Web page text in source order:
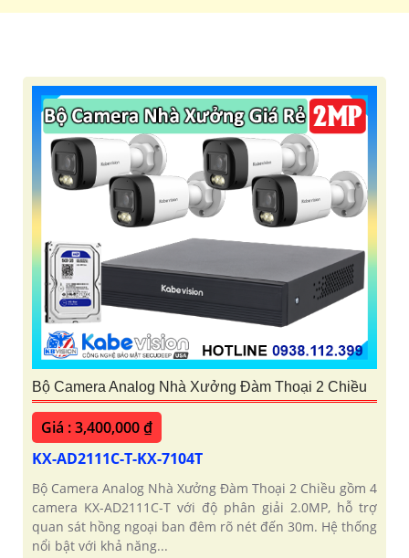
Bộ Camera Analog Nhà Xưởng Đàm Thoại 2 Chiều
Giá : 3,400,000 ₫
KX-AD2111C-T-KX-7104T
Bộ Camera Analog Nhà Xưởng Đàm Thoại 2 Chiều gồm 4
camera KX-AD2111C-T với độ phân giải 2.0MP, hỗ trợ
quan sát hồng ngoại ban đêm rõ nét đến 30m. Hệ thống
nổi bật với khả năng...